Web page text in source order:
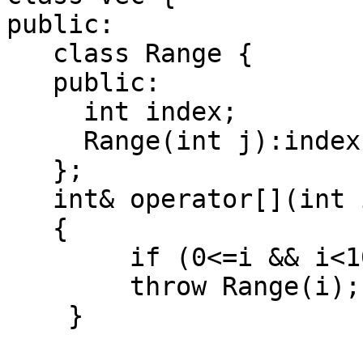
public:
class Range {
public:
int index;
Range(int
};
int& operator[](int
{
if (0<=i &&
throw Range(i);
}